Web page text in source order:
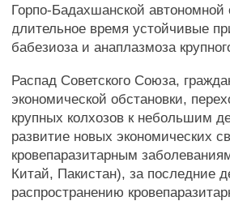
Горпо-Бадахшанской
длительное время устойчивые
бабезиоза и анаплазмоза
Распад Советского Союза,
экономической обстановки,
крупных колхозов к небольшим
развитие новых экономических
кровепаразитарным
Китай, Пакистан), за последние
распространению